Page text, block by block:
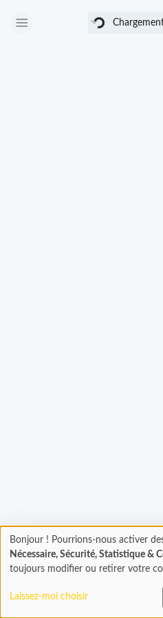
Chargement...
Chargement
En cours...
Bonjour ! Pourrions-nous activer
Nécessaire, Sécurité, Statistique &
toujours modifier ou retirer votre
Laissez-moi choisir